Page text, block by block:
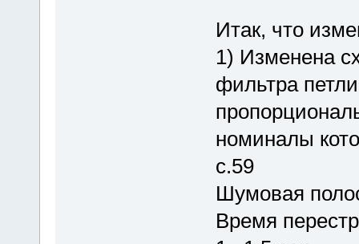
Итак, что
1) Изменена
фильтра
номиналы
с.59
Шумовая
Время